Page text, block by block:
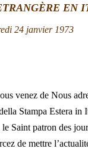
EN
24 janvier 1973
venez de Nous
Stampa Estera
Saint patron des
de mettre